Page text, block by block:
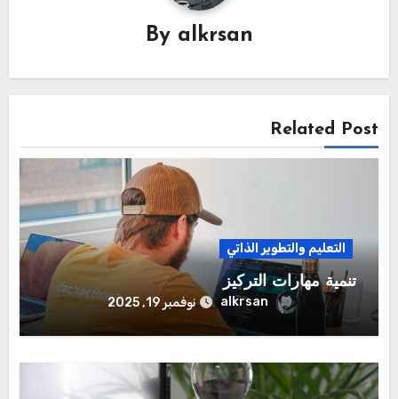
By alkrsan
Related Post
التعليم والتطوير الذاتي
تنمية مهارات التركيز
alkrsan نوفمبر 19, 2025